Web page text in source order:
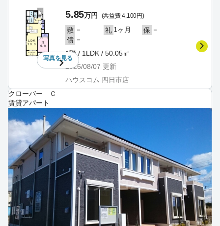
写真を見る
5.85万円 (共益費 4,100円)
敷 － 礼 1ヶ月 保 －
償 －
1階 / 1LDK / 50.05㎡
2026/08/07 更新
ハウスコム 四日市店
クローバー Ｃ
賃貸アパート